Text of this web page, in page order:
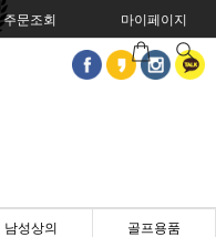
주문조회 마이페이지
남성상의 골프용품